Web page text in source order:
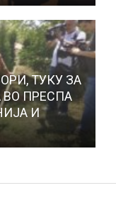
ТУКУ ЗА
ПРЕСПА
И